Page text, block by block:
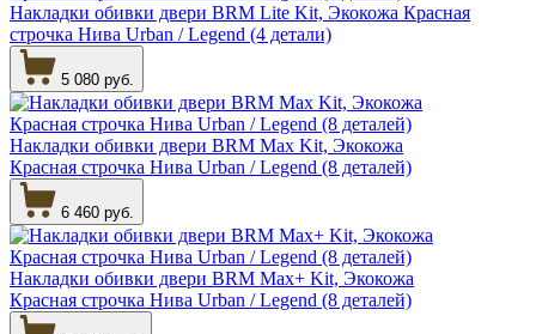
Накладки обивки двери BRM Lite Kit, Экокожа Красная
строчка Нива Urban / Legend (4 детали)
5 080 руб.
Накладки обивки двери BRM Max Kit, Экокожа
Красная строчка Нива Urban / Legend (8 деталей)
6 460 руб.
Накладки обивки двери BRM Max+ Kit, Экокожа
Красная строчка Нива Urban / Legend (8 деталей)